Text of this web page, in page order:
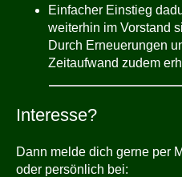
Einfacher Einstieg
weiterhin im Vorstand
Durch Erneuerungen
Zeitaufwand zudem
Interesse?
Dann melde dich gerne per
oder persönlich bei: